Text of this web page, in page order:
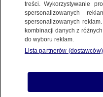
Oprac.Magdalena
8.07.2026, 19:03
treści. Wykorzystywanie
spersonalizowanych
spersonalizowanych
kombinacji danych z
do wyboru reklam.
Lista partnerów (dostawców)